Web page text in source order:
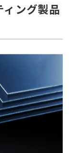
ング製品